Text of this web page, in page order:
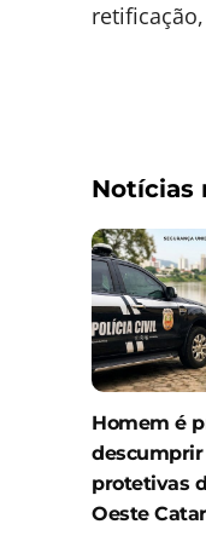
Notícias
Homem é
protetivas
Oeste